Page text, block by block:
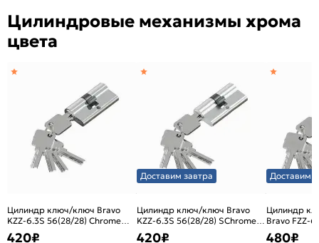
Цилиндровые механизмы хрома
цвета
Цилиндр ключ/ключ Bravo
KZZ-6.3S 56(28/28) Chrome
(алюм., 3 ключа)
420₽
Доставим завтра
Цилиндр ключ/ключ Bravo
KZZ-6.3S 56(28/28) SChrome
(алюм., 3 ключа)
420₽
Доставим
Цилиндр
Bravo FZZ-
SChrome
480₽